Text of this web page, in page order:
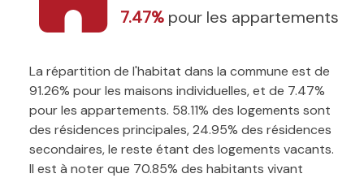
7.47% pour les appartements
La répartition de l'habitat dans la commune est de
91.26% pour les maisons individuelles, et de 7.47%
pour les appartements. 58.11% des logements sont
des résidences principales, 24.95% des résidences
secondaires, le reste étant des logements vacants.
Il est à noter que 70.85% des habitants vivant